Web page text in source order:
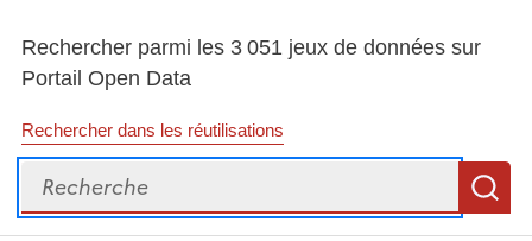
Rechercher parmi les 3 051 jeux de données sur
Portail Open Data
Rechercher dans les réutilisations
Recherche